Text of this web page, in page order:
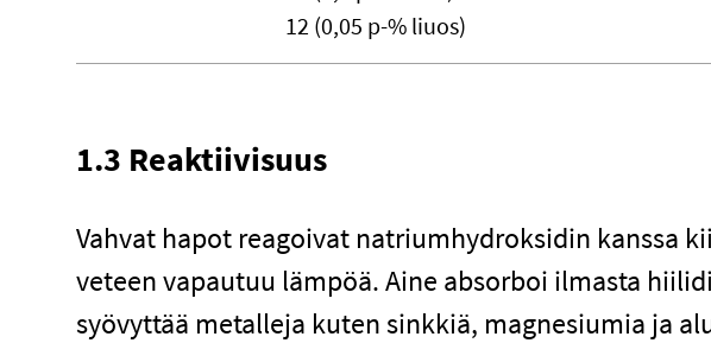
12 (0,05 p-% liuos)
1.3 Reaktiivisuus
Vahvat hapot reagoivat natriumhydroksidin kanssa
veteen vapautuu lämpöä. Aine absorboi ilmasta
syövyttää metalleja kuten sinkkiä, magnesiumia ja